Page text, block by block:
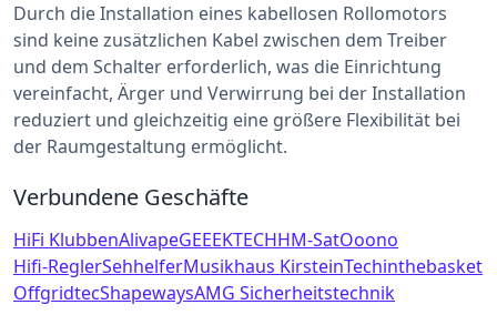
Durch die Installation eines kabellosen Rollomotors
sind keine zusätzlichen Kabel zwischen dem Treiber
und dem Schalter erforderlich, was die Einrichtung
vereinfacht, Ärger und Verwirrung bei der Installation
reduziert und gleichzeitig eine größere Flexibilität bei
der Raumgestaltung ermöglicht.
Verbundene Geschäfte
HiFi KlubbenAlivapeGEEEKTECHHM-SatOoono
Hifi-ReglerSehhelferMusikhaus KirsteinTechinthebasket
OffgridtecShapewaysAMG Sicherheitstechnik